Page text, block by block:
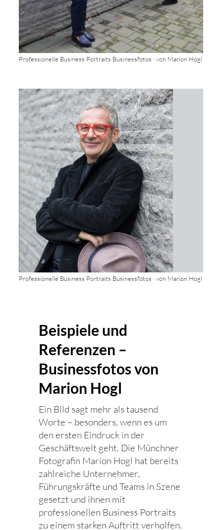
Professionelle Business Portraits Businessfotos · von Marion Hogl
Professionelle Business Portraits Businessfotos · von Marion Hogl
Beispiele und
Referenzen –
Businessfotos von
Marion Hogl
Ein Bild sagt mehr als tausend
Worte – besonders, wenn es um
den ersten Eindruck in der
Geschäftswelt geht. Die Münchner
Fotografin Marion Hogl hat bereits
zahlreiche Unternehmer,
Führungskräfte und Teams in Szene
gesetzt und ihnen mit
professionellen Business Portraits
zu einem starken Auftritt verholfen.